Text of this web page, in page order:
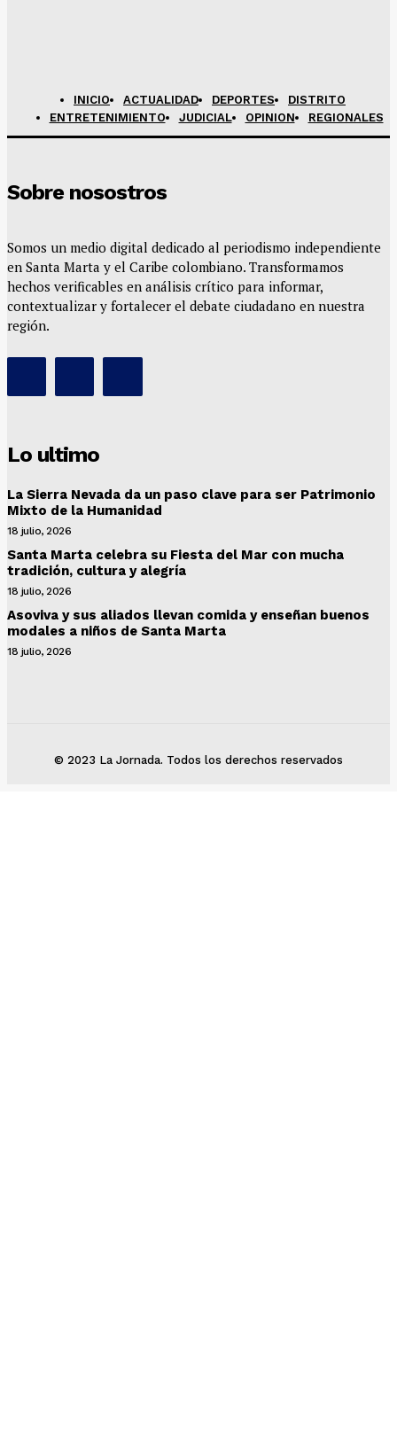
INICIO ACTUALIDAD DEPORTES
DISTRITO
ENTRETENIMIENTO
JUDICIAL OPINION REGIONALES
Sobre nosostros
Somos un medio digital dedicado al periodismo independiente
en Santa Marta y el Caribe colombiano. Transformamos
hechos verificables en análisis crítico para informar,
contextualizar y fortalecer el debate ciudadano en nuestra
región.
Lo ultimo
La Sierra Nevada da un paso clave para ser Patrimonio
Mixto de la Humanidad
18 julio, 2026
Santa Marta celebra su Fiesta del Mar con mucha
tradición, cultura y alegría
18 julio, 2026
Asoviva y sus aliados llevan comida y enseñan buenos
modales a niños de Santa Marta
18 julio, 2026
© 2023 La Jornada. Todos los derechos reservados